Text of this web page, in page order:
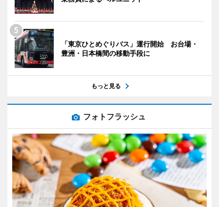
「東京ひとめぐりバス」運行開始 お台場・
豊洲・日本橋間の移動手段に
もっと見る
フォトフラッシュ